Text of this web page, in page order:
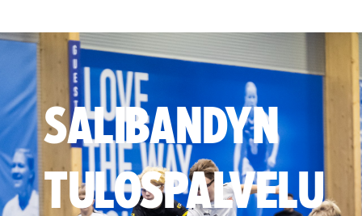
SALIBANDYN
TULOSPALVELU